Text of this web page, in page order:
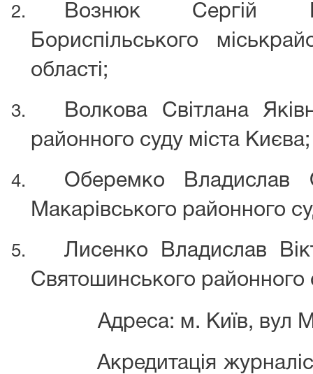
Вознюк Сергій
Бориспільського
області;
Волкова Світлана
районного суду міста Києва;
Оберемко Владислав
Макарівського районного
Лисенко Владислав
Святошинського районного
Адреса: м. Київ, вул
Акредитація